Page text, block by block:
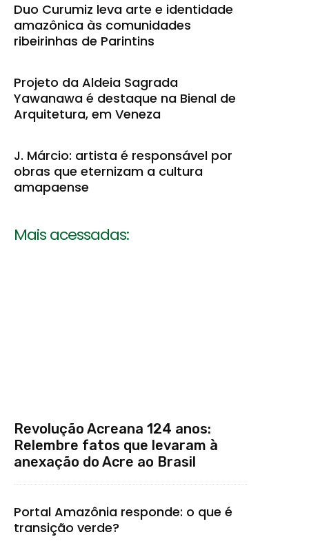
Duo Curumiz leva arte e identidade
amazônica às comunidades
ribeirinhas de Parintins
Projeto da Aldeia Sagrada
Yawanawa é destaque na Bienal de
Arquitetura, em Veneza
J. Márcio: artista é responsável por
obras que eternizam a cultura
amapaense
Mais acessadas:
Revolução Acreana 124 anos:
Relembre fatos que levaram à
anexação do Acre ao Brasil
Portal Amazônia responde: o que é
transição verde?